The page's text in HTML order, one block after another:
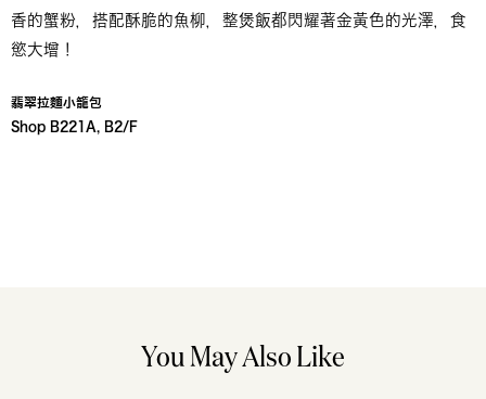
香的蟹粉，搭配酥脆的魚柳，整煲飯都閃耀著金黃色的光澤，食
慾大增！
翡翠拉麵小籠包
Shop B221A, B2/F
You May Also Like